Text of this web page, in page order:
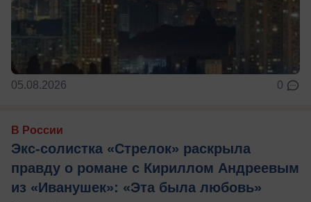
05.08.2026 0
В России
Экс-солистка «Стрелок» раскрыла
правду о романе с Кириллом Андреевым
из «Иванушек»: «Эта была любовь»